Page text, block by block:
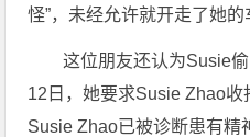
怪”，未经允许就开走了她的
这位朋友还认为Susie
12日，她要求Susie Zhao
Susie Zhao已被诊断患有精